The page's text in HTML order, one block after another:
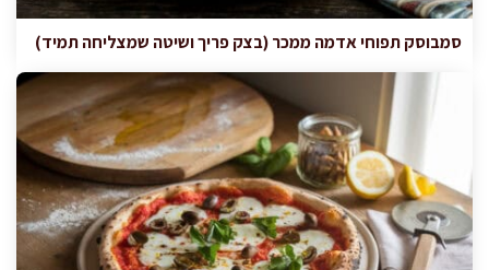
סמבוסק תפוחי אדמה ממכר (בצק פריך ושיטה שמצליחה תמיד)